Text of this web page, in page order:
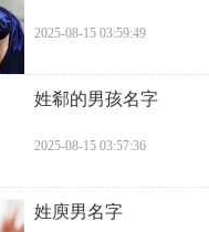
2025-08-15 03:59:49
​姓郗的男孩名字
2025-08-15 03:57:36
​姓庾男名字